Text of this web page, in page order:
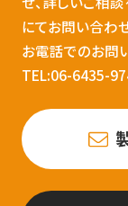
にてお問い合わ
お電話でのお問
TEL:06-6435-